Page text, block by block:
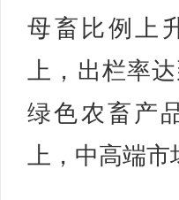
母畜比例上
上，出栏率
绿色农畜产
上，中高端市